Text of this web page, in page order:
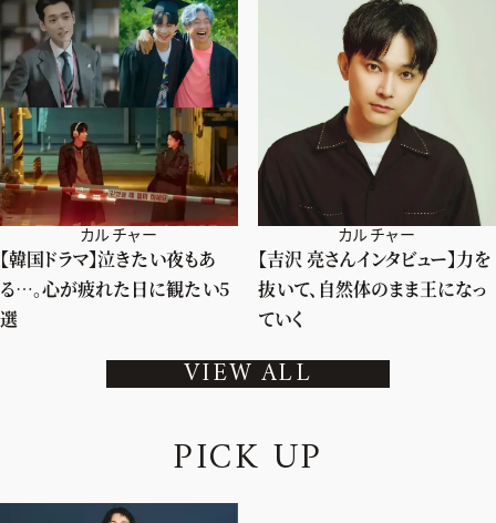
カルチャー
【韓国ドラマ】泣きたい夜もあ
る…。心が疲れた日に観たい5
選
カルチャー
【吉沢 亮さんインタビュー】力を
抜いて、自然体のまま王になっ
ていく
VIEW ALL
PICK UP